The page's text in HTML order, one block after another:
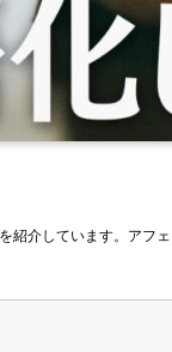
紹介しています。アフェ